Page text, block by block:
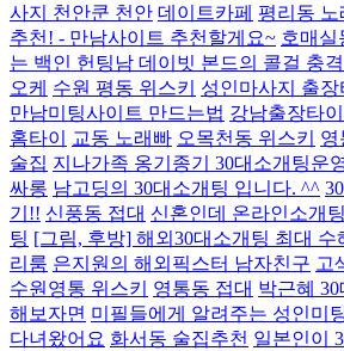
사지 천안쿤 천안 데이트카페 평리동 노
추천! - 만남사이트 추천할게요~ 호매실
는 백인 헌팅남 데이빗 본드의 콜걸 충
오케 수원 평동 위스키
성인마사지 출
만남미팅사이트 만드는법 강남출장타
홈타이
교동 노래빠 오목천동 위스키 영
술집 지나가족 옹기종기 30대소개팅운
싸롱 남고딩의 30대소개팅 입니다. ^^
기!! 신풍동 접대 신혼인데 온라인소개
팅 [그림, 후방] 해외30대소개팅 최대 수
리룸 은지원의 해외픽스터 남자친구 고
수원영통 위스키
영통동 접대 박근혜
해보자면 미필들에게 알려주는 성인미
다녀왔어요 화서동 술집추천 일본인이